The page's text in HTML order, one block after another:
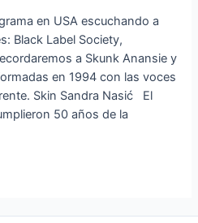
en USA escuchando a
Black Label Society,
a Skunk Anansie y
en 1994 con las voces
Skin Sandra Nasić El
50 años de la